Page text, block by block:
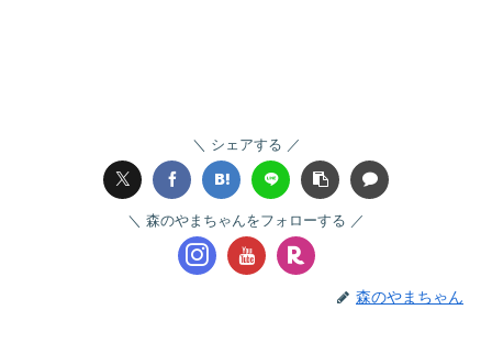
シェアする
森のやまちゃんをフォローする
森のやまちゃん